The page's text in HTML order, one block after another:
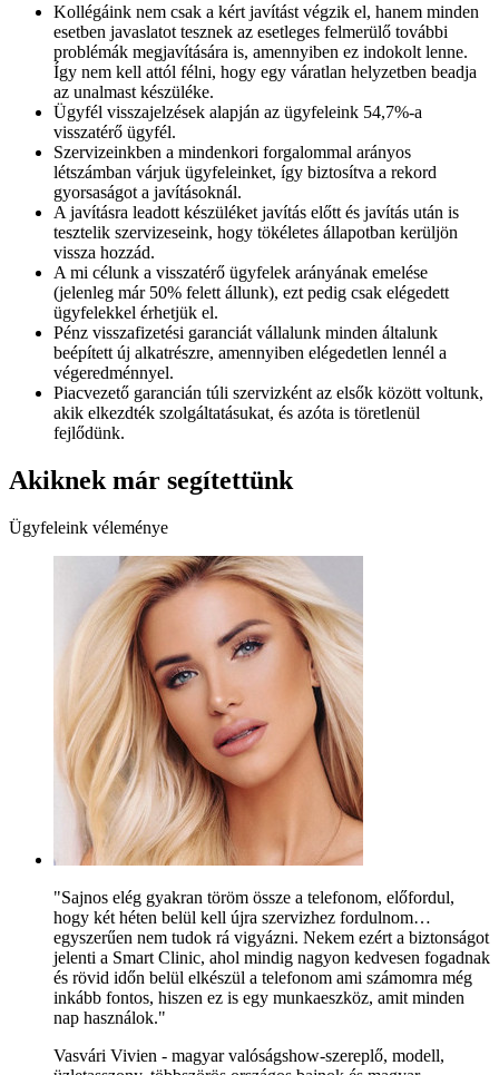
Kollégáink nem csak a kért javítást végzik el, hanem minden
esetben javaslatot tesznek az esetleges felmerülő további
problémák megjavítására is, amennyiben ez indokolt lenne.
Így nem kell attól félni, hogy egy váratlan helyzetben beadja
az unalmast készüléke.
Ügyfél visszajelzések alapján az ügyfeleink 54,7%-a
visszatérő ügyfél.
Szervizeinkben a mindenkori forgalommal arányos
létszámban várjuk ügyfeleinket, így biztosítva a rekord
gyorsaságot a javításoknál.
A javításra leadott készüléket javítás előtt és javítás után is
tesztelik szervizeseink, hogy tökéletes állapotban kerüljön
vissza hozzád.
A mi célunk a visszatérő ügyfelek arányának emelése
(jelenleg már 50% felett állunk), ezt pedig csak elégedett
ügyfelekkel érhetjük el.
Pénz visszafizetési garanciát vállalunk minden általunk
beépített új alkatrészre, amennyiben elégedetlen lennél a
végeredménnyel.
Piacvezető garancián túli szervizként az elsők között voltunk,
akik elkezdték szolgáltatásukat, és azóta is töretlenül
fejlődünk.
Akiknek már segítettünk
Ügyfeleink véleménye
"Sajnos elég gyakran töröm össze a telefonom, előfordul,
hogy két héten belül kell újra szervizhez fordulnom…
egyszerűen nem tudok rá vigyázni. Nekem ezért a biztonságot
jelenti a Smart Clinic, ahol mindig nagyon kedvesen fogadnak
és rövid időn belül elkészül a telefonom ami számomra még
inkább fontos, hiszen ez is egy munkaeszköz, amit minden
nap használok."
Vasvári Vivien - magyar valóságshow-szereplő, modell,